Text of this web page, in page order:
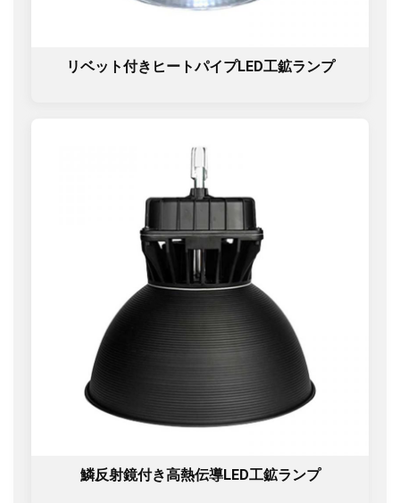
リベット付きヒートパイプLED工鉱ランプ
鱗反射鏡付き高熱伝導LED工鉱ランプ